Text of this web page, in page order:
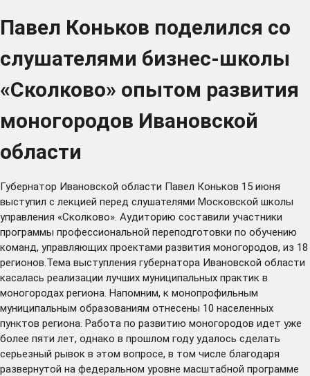
Павел Коньков поделился со
слушателями бизнес-школы
«Сколково» опытом развития
моногородов Ивановской
области
Губернатор Ивановской области Павел Коньков 15 июня
выступил с лекцией перед слушателями Московской школы
управления «Сколково». Аудиторию составили участники
программы профессиональной переподготовки по обучению
команд, управляющих проектами развития моногородов, из 18
регионов.Тема выступления губернатора Ивановской области
касалась реализации лучших муниципальных практик в
моногородах региона. Напомним, к монопрофильным
муниципальным образованиям отнесены 10 населенных
пунктов региона. Работа по развитию моногородов идет уже
более пяти лет, однако в прошлом году удалось сделать
серьезный рывок в этом вопросе, в том числе благодаря
развернутой на федеральном уровне масштабной программе